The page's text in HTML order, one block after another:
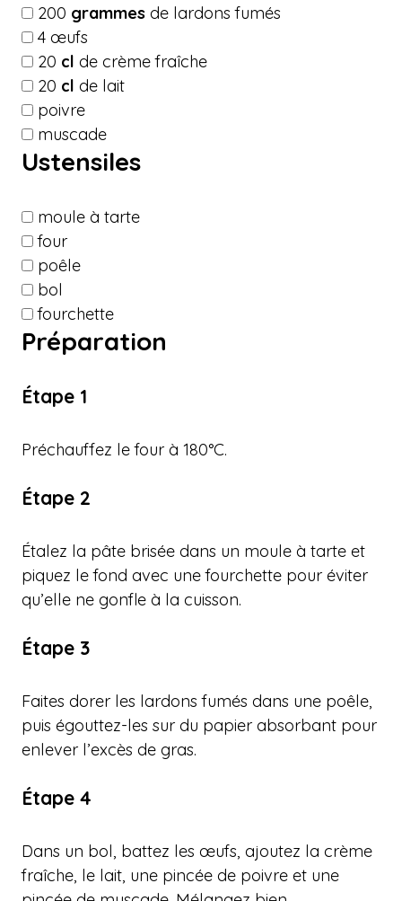
200 grammes de lardons fumés
4 œufs
20 cl de crème fraîche
20 cl de lait
poivre
muscade
Ustensiles
moule à tarte
four
poêle
bol
fourchette
Préparation
Étape 1
Préchauffez le four à 180°C.
Étape 2
Étalez la pâte brisée dans un moule à tarte et
piquez le fond avec une fourchette pour éviter
qu’elle ne gonfle à la cuisson.
Étape 3
Faites dorer les lardons fumés dans une poêle,
puis égouttez-les sur du papier absorbant pour
enlever l’excès de gras.
Étape 4
Dans un bol, battez les œufs, ajoutez la crème
fraîche, le lait, une pincée de poivre et une